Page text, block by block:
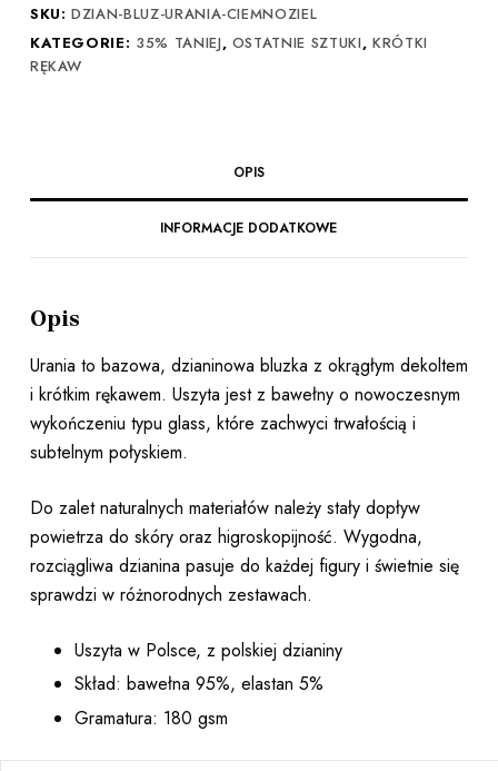
SKU:DZIAN-BLUZ-URANIA-CIEMNOZIEL
KATEGORIE: 35% TANIEJ, OSTATNIE SZTUKI, KRÓTKI
RĘKAW
OPIS
INFORMACJE DODATKOWE
Opis
Urania to bazowa, dzianinowa bluzka z okrągłym dekoltem
i krótkim rękawem. Uszyta jest z bawełny o nowoczesnym
wykończeniu typu glass, które zachwyci trwałością i
subtelnym połyskiem.
Do zalet naturalnych materiałów należy stały dopływ
powietrza do skóry oraz higroskopijność. Wygodna,
rozciągliwa dzianina pasuje do każdej figury i świetnie się
sprawdzi w różnorodnych zestawach.
Uszyta w Polsce, z polskiej dzianiny
Skład: bawełna 95%, elastan 5%
Gramatura: 180 gsm